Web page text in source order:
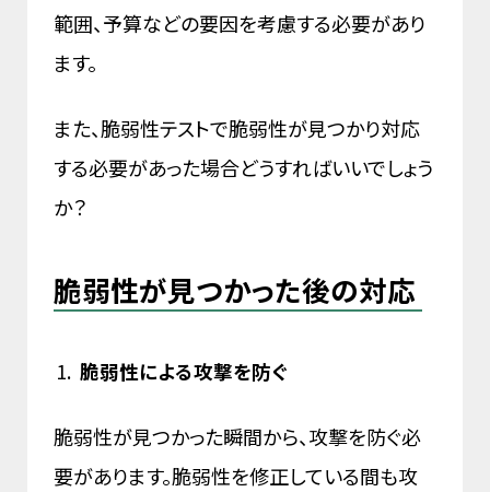
範囲、予算などの要因を考慮する必要があり
ます。
また、脆弱性テストで脆弱性が見つかり対応
する必要があった場合どうすればいいでしょう
か？
脆弱性が見つかった後の対応
脆弱性による攻撃を防ぐ
脆弱性が見つかった瞬間から、攻撃を防ぐ必
要があります。脆弱性を修正している間も攻